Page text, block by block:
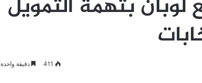
بتهمة التمويل
411 دقيقة واحدة